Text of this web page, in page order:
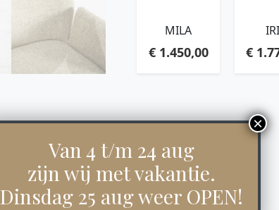
MILA
€1.450,00 €
Van 4 t/m 24 aug
zijn wij met vakantie.
Dinsdag 25 aug weer OPEN!